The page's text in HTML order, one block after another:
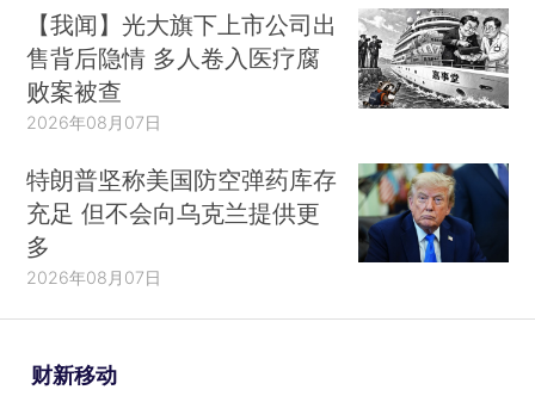
【我闻】光大旗下上市公司出
售背后隐情 多人卷入医疗腐
败案被查
2026年08月07日
特朗普坚称美国防空弹药库存
充足 但不会向乌克兰提供更
多
2026年08月07日
财新移动